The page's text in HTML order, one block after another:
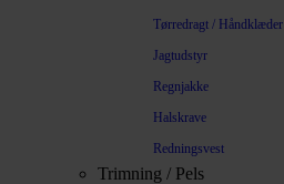
Tørredragt / Håndklæder
Jagtudstyr
Regnjakke
Halskrave
Redningsvest
Trimning / Pels